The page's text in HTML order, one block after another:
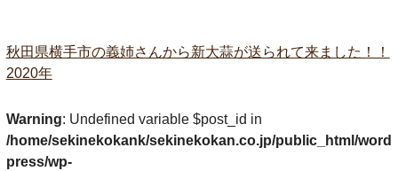
秋田県横手市の義姉さんから新大蒜が送られて来ました！！
2020年
Warning: Undefined variable $post_id in
/home/sekinekokank/sekinekokan.co.jp/public_html/word
press/wp-